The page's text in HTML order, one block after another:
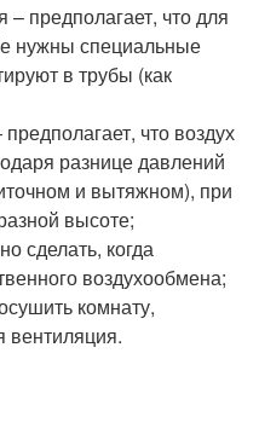
– предполагает, что для
нужны специальные
в трубы (как
что воздух
разнице давлений
и вытяжном), при
высоте;
сделать, когда
воздухообмена;
комнату,
вентиляция.